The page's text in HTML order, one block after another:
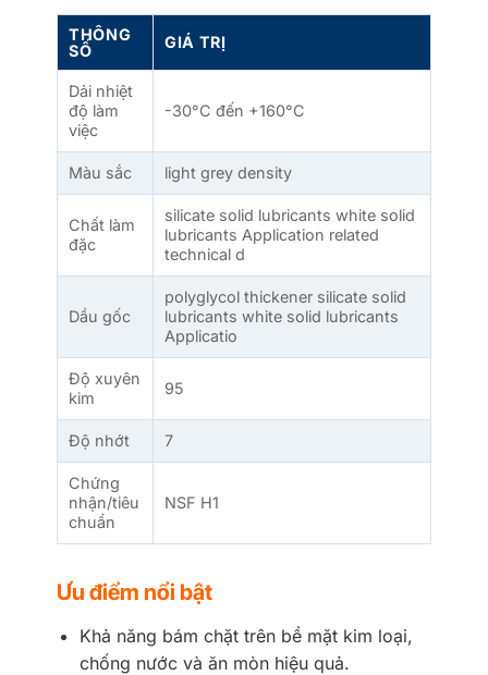
THÔNG
SỐ
GIÁ TRỊ
Dải nhiệt
độ làm
việc
-30°C đến +160°C
Màu sắc light grey density
Chất làm
đặc
silicate solid lubricants white solid
lubricants Application related
technical d
Dầu gốc
polyglycol thickener silicate solid
lubricants white solid lubricants
Applicatio
Độ xuyên
kim
95
Độ nhớt 7
Chứng
nhận/tiêu
chuẩn
NSF H1
Ưu điểm nổi bật
Khả năng bám chặt trên bề mặt kim loại,
chống nước và ăn mòn hiệu quả.